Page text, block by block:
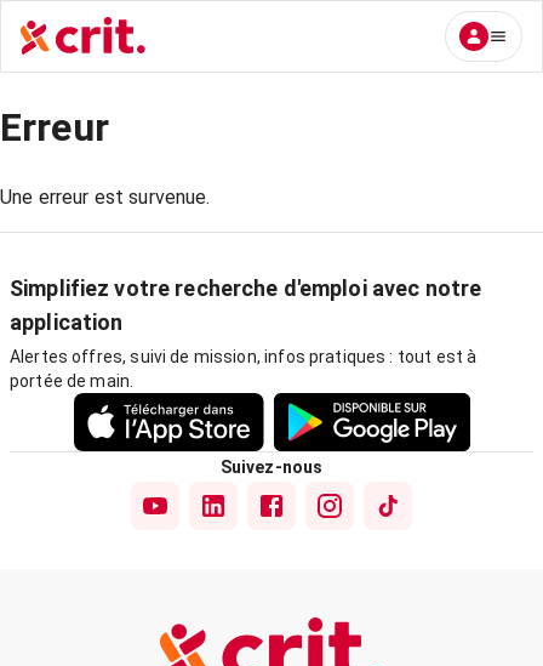
Erreur
Une erreur est survenue.
Simplifiez votre recherche d'emploi avec notre
application
Alertes offres, suivi de mission, infos pratiques : tout est à
portée de main.
Suivez-nous